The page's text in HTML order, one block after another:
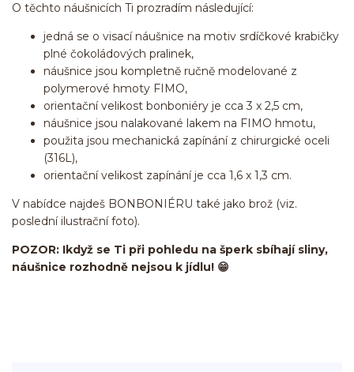
O těchto náušnicích Ti prozradím následující:
jedná se o visací náušnice na motiv srdíčkové krabičky
plné čokoládových pralinek,
náušnice jsou kompletně ručně modelované z
polymerové hmoty FIMO,
orientační velikost bonboniéry je cca 3 x 2,5 cm,
náušnice jsou nalakované lakem na FIMO hmotu,
použita jsou mechanická zapínání z chirurgické oceli
(316L),
orientační velikost zapínání je cca 1,6 x 1,3 cm.
V nabídce najdeš BONBONIÉRU také jako brož (viz.
poslední ilustrační foto).
POZOR: Ikdyž se Ti při pohledu na šperk sbíhají sliny,
náušnice rozhodně nejsou k jídlu! 😁